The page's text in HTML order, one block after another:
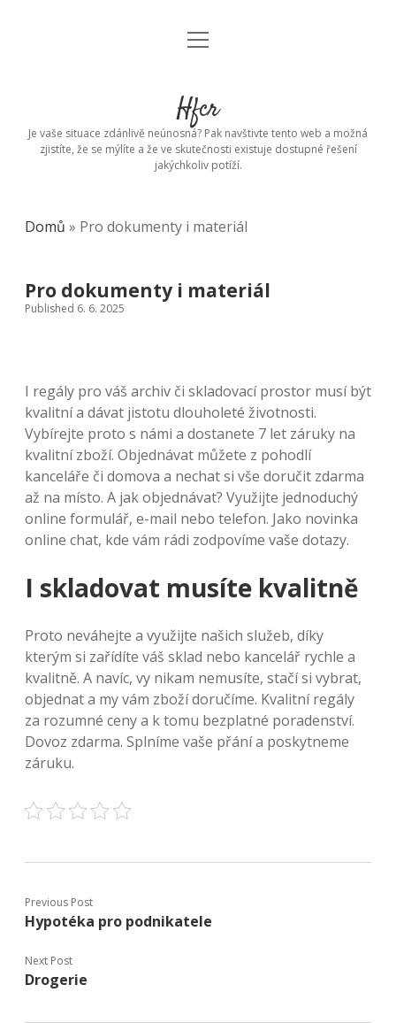
open
Hfcr
Je vaše situace zdánlivě neúnosná? Pak navštivte tento web a možná
zjistíte, že se mýlíte a že ve skutečnosti existuje dostupné řešení
jakýchkoliv potíží.
Domů » Pro dokumenty i materiál
Pro dokumenty i materiál
Published 6. 6. 2025
I regály pro váš archiv či skladovací prostor musí být
kvalitní a dávat jistotu dlouholeté životnosti.
Vybírejte proto s námi a dostanete 7 let záruky na
kvalitní zboží. Objednávat můžete z pohodlí
kanceláře či domova a nechat si vše doručit zdarma
až na místo. A jak objednávat? Využijte jednoduchý
online formulář, e-mail nebo telefon. Jako novinka
online chat, kde vám rádi zodpovíme vaše dotazy.
I skladovat musíte kvalitně
Proto neváhejte a využijte našich služeb, díky
kterým si zařídíte váš sklad nebo kancelář rychle a
kvalitně. A navíc, vy nikam nemusíte, stačí si vybrat,
objednat a my vám zboží doručíme. Kvalitní regály
za rozumné ceny a k tomu bezplatné poradenství.
Dovoz zdarma. Splníme vaše přání a poskytneme
záruku.
Previous Post
Hypotéka pro podnikatele
Next Post
Drogerie